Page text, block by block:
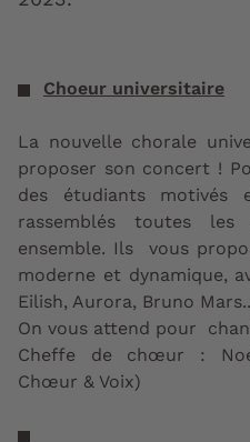
Choeur universitaire
La nouvelle chorale
proposer son concert !
des étudiants
rassemblés toutes les
ensemble. Ils vous
moderne et dynamique,
Eilish, Aurora, Bruno
On vous attend pour
Cheffe de chœur :
Chœur & Voix)